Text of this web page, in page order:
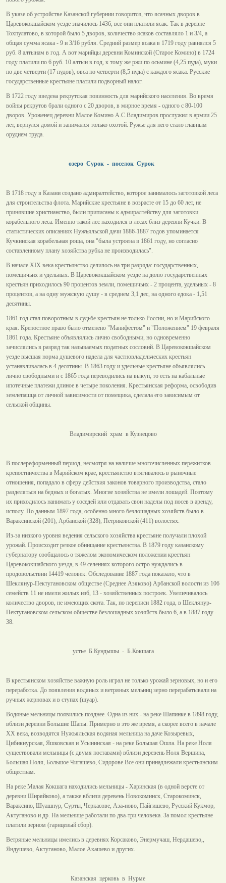
В указе об устройстве Казанской губернии говорится, что ясачных дворов в
Царевококшайском уезде значилось 1436, все они платили ясак. Так в деревне
Тохпулатово, в которой было 5 дворов, количество ясаков составляло 1 и 3/4, а
общая сумма ясака - 9 и 3/16 рубля. Средний размер ясака в 1719 году равнялся 5
руб. 8 алтынам в год. А вот марийцы деревни Коминской (Старое Комино) в 1724
году платили по 6 руб. 10 алтын в год, к тому же ржи по осьмине (4,25 пуда), муки
по две четверти (17 пудов), овса по четверти (8,5 пуда) с каждого ясака. Русские
государственные крестьяне платили подворный налог.
В 1722 году введена рекрутская повинность для марийского населения. Во время
войны рекрутов брали одного с 20 дворов, в мирное время - одного с 80-100
дворов. Уроженец деревни Малое Комино А.С.Владимиров прослужил в армии 25
лет, вернулся домой и занимался только охотой. Ружье для него стало главным
орудием труда.
озеро Сурок - поселок Сурок
В 1718 году в Казани создано адмиралтейство, которое занималось заготовкой леса
для строительства флота. Марийские крестьяне в возрасте от 15 до 60 лет, не
принявшие христианство, были приписаны к адмиралтейству для заготовки
корабельного леса. Именно такой лес находился в лесах близ деревни Кучки. В
статистических описаниях Нужъяльской дачи 1886-1887 годов упоминается
Кучкинская корабельная роща, она "была устроена в 1861 году, но согласно
составленному плану хозяйства рубка не производилась".
В начале XIX века крестьянство делилось на три разряда: государственных,
помещичьих и удельных. В Царевококшайском уезде на долю государственных
крестьян приходилось 90 процентов земли, помещичьих - 2 процента, удельных - 8
процентов, а на одну мужскую душу - в среднем 3,1 дес, на одного едока - 1,51
десятины.
1861 год стал поворотным в судьбе крестьян не только России, но и Марийского
края. Крепостное право было отменено "Манифестом" и "Положением" 19 февраля
1861 года. Крестьяне объявлялись лично свободными, но одновременно
зачислялись в разряд так называемых податных сословий. В Царевококшайском
уезде высшая норма душевого надела для частновладельческих крестьян
устанавливалась в 4 десятины. В 1863 году и удельные крестьяне объявлялись
лично свободными и с 1865 года переводились на выкуп, то есть на кабальные
ипотечные платежи длиное в четыре поколения. Крестьянская реформа, освободив
землепашца от личной зависимости от помещика, сделала его зависимым от
сельской общины.
Владимирский храм в Кузнецово
В послереформенный период, несмотря на наличие многочисленных пережитков
крепостничества в Марийском крае, крестьянство втягивалось в рыночные
отношения, попадало в сферу действия законов товарного производства, стало
разделяться на бедных и богатых. Многие хозяйства не имели лошадей. Поэтому
их приходилось нанимать у соседей или отдавать свои наделы под посев в аренду,
исполу. По данным 1897 года, особенно много безлошадных хозяйств было в
Вараксинской (201), Арбанской (328), Петриковской (411) волостях.
Из-за низкого уровня ведения сельского хозяйства крестьяне получали плохой
урожай. Происходит резкое обнищание крестьянства. В 1879 году казанскому
губернатору сообщалось о тяжелом экономическом положении крестьян
Царевококшайского уезда, в 49 селениях которого остро нуждались в
продовольствии 14419 человек. Обследование 1887 года показало, что в
Шеклянур-Пектугановском обществе (Среднее Азяково) Арбанской волости из 106
семейств 11 не имели жилых изб, 13 - хозяйственных построек. Увеличивалось
количество дворов, не имеющих скота. Так, по переписи 1882 года, в Шеклянур-
Пектугановском сельском обществе безлошадных хозяйств было 6, а в 1887 году -
38.
устье Б.Кундышы - Б.Кокшага
В крестьянском хозяйстве важную роль играл не только урожай зерновых, но и его
переработка. До появления водяных и ветряных мельниц зерно перерабатывали на
ручных жерновах и в ступах (шуар).
Водяные мельницы появились позднее. Одна из них - на реке Шапинке в 1898 году,
вблизи деревни Большие Шапы. Примерно в это же время, а скорее всего в начале
XX века, возводятся Нужъяльская водяная мельница на даче Козыревых,
Цибикнурская, Яшковская и Усынинская - на реке Большая Ошла. На реке Ноля
существовали мельницы (с двумя поставами) вблизи деревень Ноля Вершина,
Большая Ноля, Большое Чигашево, Сидорове Все они принадлежали крестьянским
обществам.
На реке Малая Кокшага находились мельницы - Харинская (в одной версте от
деревни Ширяйково), а также вблизи деревень Новокоминск, Старокоминск,
Вараксино, Шуашнур, Сурты, Черкасове, Аза-ново, Пайгишево, Русский Кукмор,
Актуганово и др. На мельнице работали по два-три человека. За помол крестьяне
платили зерном (гарнцевый сбор).
Ветряные мельницы имелись в деревнях Корсаково, Энермучаш, Нердашево,,
Яндушево, Актуганово, Малое Акашево и других.
Казанская церковь в Нурме